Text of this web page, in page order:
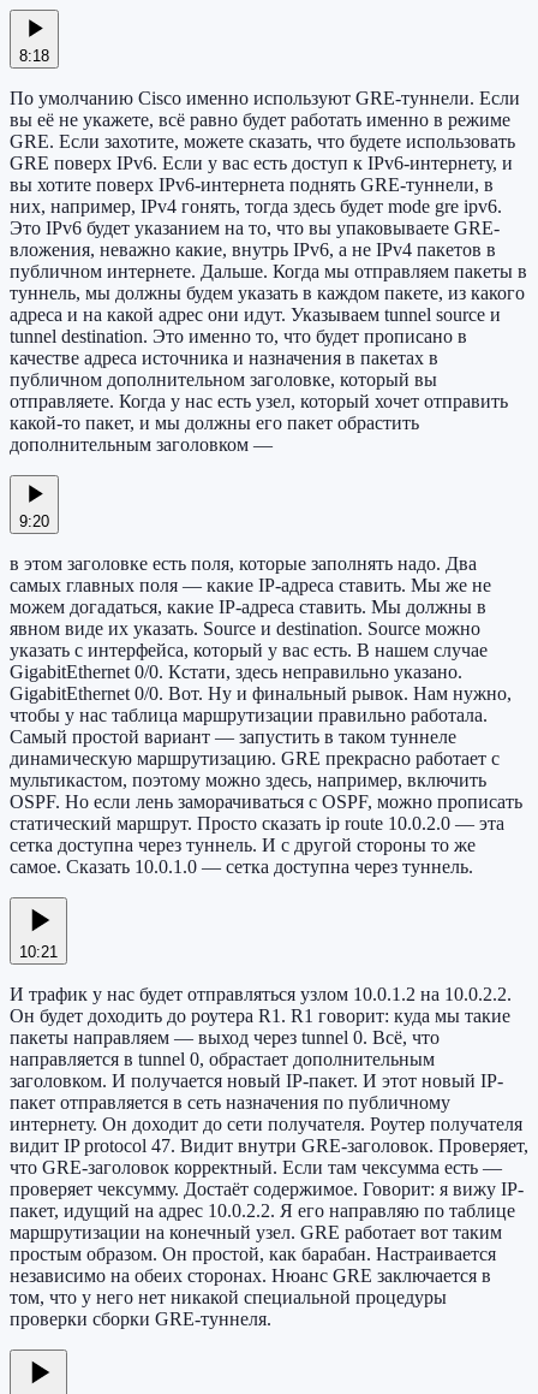
8:18
По умолчанию Cisco именно используют GRE-туннели. Если
вы её не укажете, всё равно будет работать именно в режиме
GRE. Если захотите, можете сказать, что будете использовать
GRE поверх IPv6. Если у вас есть доступ к IPv6-интернету, и
вы хотите поверх IPv6-интернета поднять GRE-туннели, в
них, например, IPv4 гонять, тогда здесь будет mode gre ipv6.
Это IPv6 будет указанием на то, что вы упаковываете GRE-
вложения, неважно какие, внутрь IPv6, а не IPv4 пакетов в
публичном интернете. Дальше. Когда мы отправляем пакеты в
туннель, мы должны будем указать в каждом пакете, из какого
адреса и на какой адрес они идут. Указываем tunnel source и
tunnel destination. Это именно то, что будет прописано в
качестве адреса источника и назначения в пакетах в
публичном дополнительном заголовке, который вы
отправляете. Когда у нас есть узел, который хочет отправить
какой-то пакет, и мы должны его пакет обрастить
дополнительным заголовком —
9:20
в этом заголовке есть поля, которые заполнять надо. Два
самых главных поля — какие IP-адреса ставить. Мы же не
можем догадаться, какие IP-адреса ставить. Мы должны в
явном виде их указать. Source и destination. Source можно
указать с интерфейса, который у вас есть. В нашем случае
GigabitEthernet 0/0. Кстати, здесь неправильно указано.
GigabitEthernet 0/0. Вот. Ну и финальный рывок. Нам нужно,
чтобы у нас таблица маршрутизации правильно работала.
Самый простой вариант — запустить в таком туннеле
динамическую маршрутизацию. GRE прекрасно работает с
мультикастом, поэтому можно здесь, например, включить
OSPF. Но если лень заморачиваться с OSPF, можно прописать
статический маршрут. Просто сказать ip route 10.0.2.0 — эта
сетка доступна через туннель. И с другой стороны то же
самое. Сказать 10.0.1.0 — сетка доступна через туннель.
10:21
И трафик у нас будет отправляться узлом 10.0.1.2 на 10.0.2.2.
Он будет доходить до роутера R1. R1 говорит: куда мы такие
пакеты направляем — выход через tunnel 0. Всё, что
направляется в tunnel 0, обрастает дополнительным
заголовком. И получается новый IP-пакет. И этот новый IP-
пакет отправляется в сеть назначения по публичному
интернету. Он доходит до сети получателя. Роутер получателя
видит IP protocol 47. Видит внутри GRE-заголовок. Проверяет,
что GRE-заголовок корректный. Если там чексумма есть —
проверяет чексумму. Достаёт содержимое. Говорит: я вижу IP-
пакет, идущий на адрес 10.0.2.2. Я его направляю по таблице
маршрутизации на конечный узел. GRE работает вот таким
простым образом. Он простой, как барабан. Настраивается
независимо на обеих сторонах. Нюанс GRE заключается в
том, что у него нет никакой специальной процедуры
проверки сборки GRE-туннеля.